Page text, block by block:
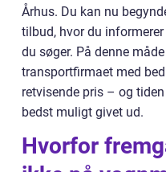
Århus. Du kan nu
tilbud, hvor du
du søger. På denne
transportfirmaet med
retvisende pris – og
bedst muligt givet ud.
Hvorfor